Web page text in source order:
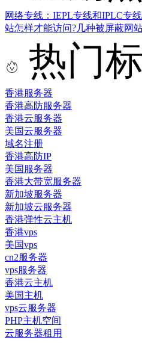
网络专线：IEPL专线和IPLC专
站怎样才能访问?几种被屏蔽网
热门
香港服务器
香港高防服务器
香港云服务器
美国云服务器
域名注册
香港高防IP
美国服务器
香港大带宽服务器
新加坡服务器
新加坡云服务器
香港弹性云主机
香港vps
美国vps
cn2服务器
vps服务器
香港云主机
美国主机
vps云服务器
PHP主机空间
云服务器租用